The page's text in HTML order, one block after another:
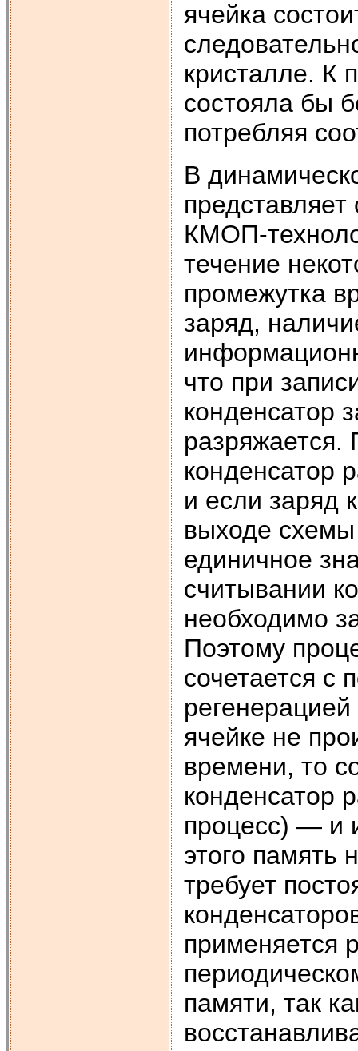
ячейка
кристалле. К
состояла бы
потребляя
В
КМОП-
течение
промежутка
заряд,
что при
конденсатор
разряжается.
конденсатор
и если заряд
выходе схемы
единичное
считывании
необходимо
Поэтому
сочетается с
ячейке не
времени, то
конденсатор
процесс) — и
этого память
требует
применяется
памяти, так